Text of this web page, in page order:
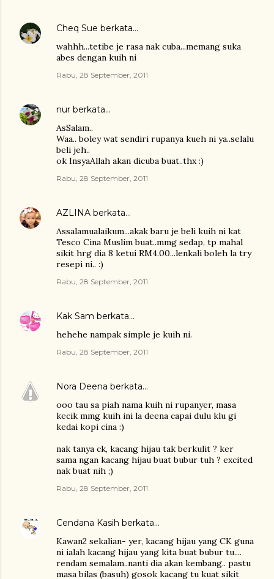
Cheq Sue berkata…
wahhh...tetibe je rasa nak cuba...memang suka
abes dengan kuih ni
Rabu, 28 September, 2011
nur berkata…
AsSalam..
Waa.. boley wat sendiri rupanya kueh ni ya..selalu
beli jeh..
ok InsyaAllah akan dicuba buat..thx :)
Rabu, 28 September, 2011
AZLINA berkata…
Assalamualaikum...akak baru je beli kuih ni kat
Tesco Cina Muslim buat..mmg sedap, tp mahal
sikit hrg dia 8 ketui RM4.00...lenkali boleh la try
resepi ni.. :)
Rabu, 28 September, 2011
Kak Sam berkata…
hehehe nampak simple je kuih ni.
Rabu, 28 September, 2011
Nora Deena berkata…
ooo tau sa piah nama kuih ni rupanyer, masa
kecik mmg kuih ini la deena capai dulu klu gi
kedai kopi cina :)
nak tanya ck, kacang hijau tak berkulit ? ker
sama ngan kacang hijau buat bubur tuh ? excited
nak buat nih ;)
Rabu, 28 September, 2011
Cendana Kasih berkata…
Kawan2 sekalian- yer, kacang hijau yang CK guna
ni ialah kacang hijau yang kita buat bubur tu....
rendam semalam..nanti dia akan kembang.. pastu
masa bilas (basuh) gosok kacang tu kuat sikit